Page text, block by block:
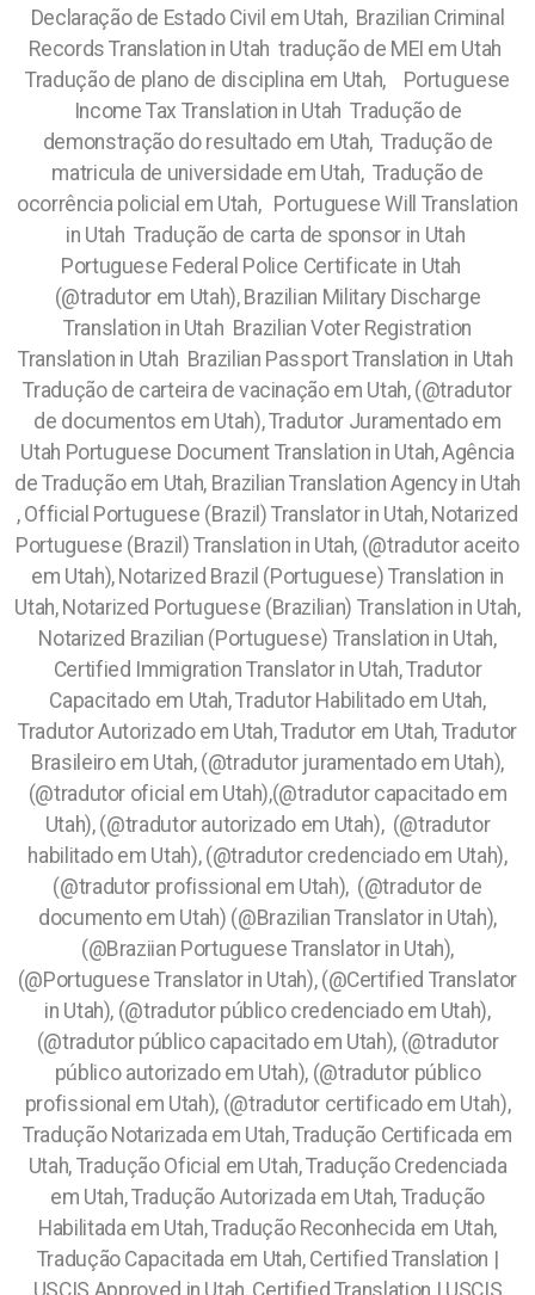
Declaração de Estado Civil em Utah, Brazilian Criminal
Records Translation in Utah tradução de MEI em Utah
Tradução de plano de disciplina em Utah, Portuguese
Income Tax Translation in Utah Tradução de
demonstração do resultado em Utah, Tradução de
matricula de universidade em Utah, Tradução de
ocorrência policial em Utah, Portuguese Will Translation
in Utah Tradução de carta de sponsor in Utah
Portuguese Federal Police Certificate in Utah
(@tradutor em Utah), Brazilian Military Discharge
Translation in Utah Brazilian Voter Registration
Translation in Utah Brazilian Passport Translation in Utah
Tradução de carteira de vacinação em Utah, (@tradutor
de documentos em Utah), Tradutor Juramentado em
Utah Portuguese Document Translation in Utah, Agência
de Tradução em Utah, Brazilian Translation Agency in Utah
, Official Portuguese (Brazil) Translator in Utah, Notarized
Portuguese (Brazil) Translation in Utah, (@tradutor aceito
em Utah), Notarized Brazil (Portuguese) Translation in
Utah, Notarized Portuguese (Brazilian) Translation in Utah,
Notarized Brazilian (Portuguese) Translation in Utah,
Certified Immigration Translator in Utah, Tradutor
Capacitado em Utah, Tradutor Habilitado em Utah,
Tradutor Autorizado em Utah, Tradutor em Utah, Tradutor
Brasileiro em Utah, (@tradutor juramentado em Utah),
(@tradutor oficial em Utah),(@tradutor capacitado em
Utah), (@tradutor autorizado em Utah), (@tradutor
habilitado em Utah), (@tradutor credenciado em Utah),
(@tradutor profissional em Utah), (@tradutor de
documento em Utah) (@Brazilian Translator in Utah),
(@Braziian Portuguese Translator in Utah),
(@Portuguese Translator in Utah), (@Certified Translator
in Utah), (@tradutor público credenciado em Utah),
(@tradutor público capacitado em Utah), (@tradutor
público autorizado em Utah), (@tradutor público
profissional em Utah), (@tradutor certificado em Utah),
Tradução Notarizada em Utah, Tradução Certificada em
Utah, Tradução Oficial em Utah, Tradução Credenciada
em Utah, Tradução Autorizada em Utah, Tradução
Habilitada em Utah, Tradução Reconhecida em Utah,
Tradução Capacitada em Utah, Certified Translation |
USCIS Approved in Utah, Certified Translation | USCIS